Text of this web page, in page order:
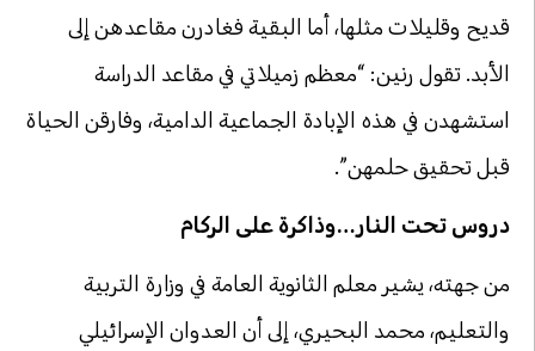
قديح وقليلات مثلها، أما البقية فغادرن مقاعدهن إلى
الأبد. تقول رنين: “معظم زميلاتي في مقاعد الدراسة
استشهدن في هذه الإبادة الجماعية الدامية، وفارقن الحياة
قبل تحقيق حلمهن”.
دروس تحت النار…وذاكرة على الركام
من جهته، يشير معلم الثانوية العامة في وزارة التربية
والتعليم، محمد البحيري، إلى أن العدوان الإسرائيلي